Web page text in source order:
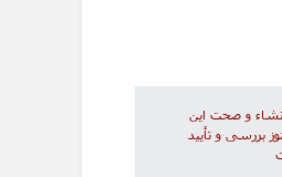
و صحت این
بررسی و تأیید